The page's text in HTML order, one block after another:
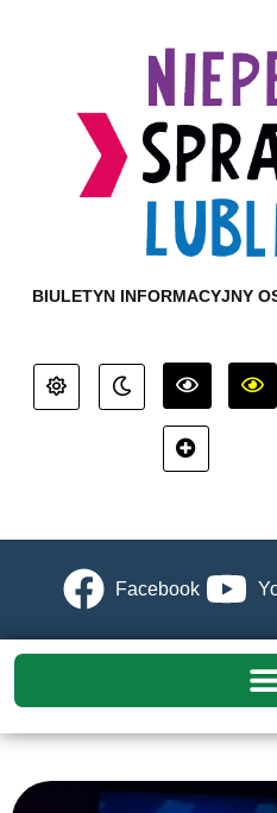
BIULETYN INFORMACYJNY
Facebook